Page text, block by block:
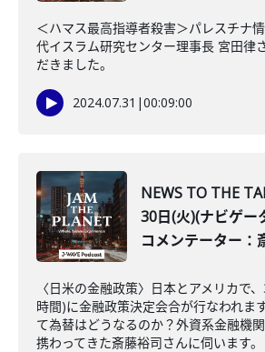
＜ハマス最高指導者殺害＞パレスチナ
代イスラム研究センター理事長 宮田律
だきました。
2024.07.31 |00:09:00
NEWS TO THE
30日(火)(ナビゲー
コメンテーター：
〈日米の金融政策〉日本とアメリカで
時間)に金融政策決定会合が行なわれま
て為替はどうなるのか？外資系金融機
携わってきた斎藤裕司さんに伺います。